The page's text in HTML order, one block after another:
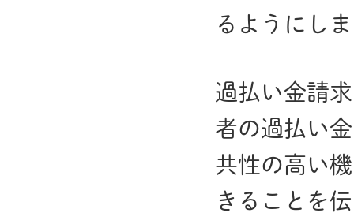
るようにし
過払い金請
者の過払い
共性の高い
きることを